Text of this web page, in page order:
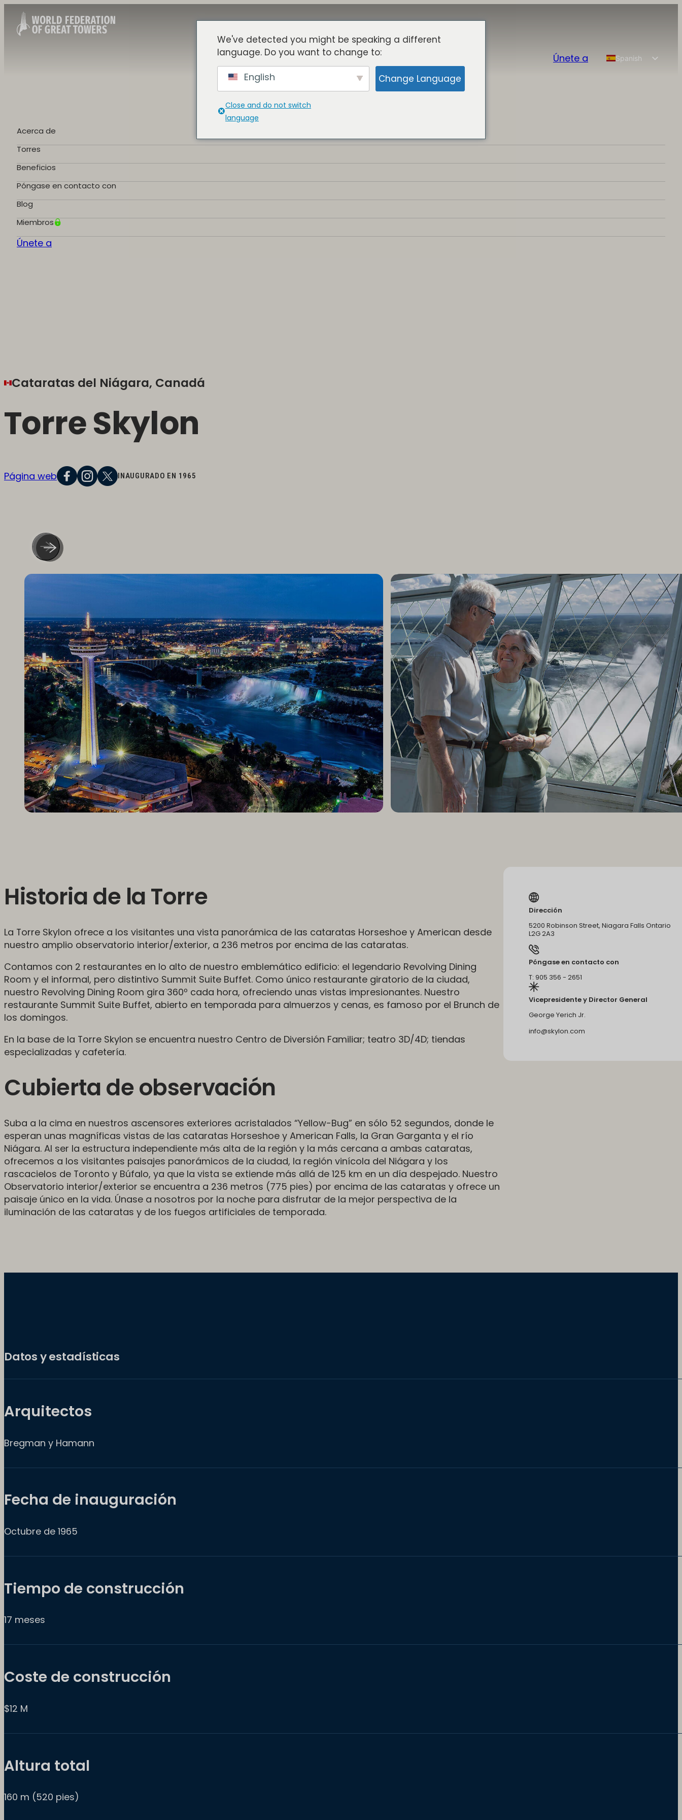
Acerca DeTorresBeneficiosBlogMiembros
Únete a
Spanish
Acerca de
Torres
Beneficios
Póngase en contacto con
Blog
Miembros
Únete a
Cataratas del Niágara, Canadá
Torre Skylon
Página web INAUGURADO EN 1965
Historia de la Torre
La Torre Skylon ofrece a los visitantes una vista panorámica de las cataratas Horseshoe y American desde
nuestro amplio observatorio interior/exterior, a 236 metros por encima de las cataratas.
Contamos con 2 restaurantes en lo alto de nuestro emblemático edificio: el legendario Revolving Dining
Room y el informal, pero distintivo Summit Suite Buffet. Como único restaurante giratorio de la ciudad,
nuestro Revolving Dining Room gira 360º cada hora, ofreciendo unas vistas impresionantes. Nuestro
restaurante Summit Suite Buffet, abierto en temporada para almuerzos y cenas, es famoso por el Brunch de
los domingos.
En la base de la Torre Skylon se encuentra nuestro Centro de Diversión Familiar; teatro 3D/4D; tiendas
especializadas y cafetería.
Cubierta de observación
Suba a la cima en nuestros ascensores exteriores acristalados “Yellow-Bug” en sólo 52 segundos, donde le
esperan unas magníficas vistas de las cataratas Horseshoe y American Falls, la Gran Garganta y el río
Niágara. Al ser la estructura independiente más alta de la región y la más cercana a ambas cataratas,
ofrecemos a los visitantes paisajes panorámicos de la ciudad, la región vinícola del Niágara y los
rascacielos de Toronto y Búfalo, ya que la vista se extiende más allá de 125 km en un día despejado. Nuestro
Observatorio interior/exterior se encuentra a 236 metros (775 pies) por encima de las cataratas y ofrece un
paisaje único en la vida. Únase a nosotros por la noche para disfrutar de la mejor perspectiva de la
iluminación de las cataratas y de los fuegos artificiales de temporada.
Dirección
5200 Robinson Street, Niagara Falls Ontario
L2G 2A3
Póngase en contacto con
T: 905 356 - 2651
Vicepresidente y Director General
George Yerich Jr.
info@skylon.com
Datos y estadísticas
Arquitectos
Bregman y Hamann
Fecha de inauguración
Octubre de 1965
Tiempo de construcción
17 meses
Coste de construcción
$12 M
Altura total
160 m (520 pies)
We've detected you might be speaking a different
language. Do you want to change to:
English Change Language
Close and do not switch
language